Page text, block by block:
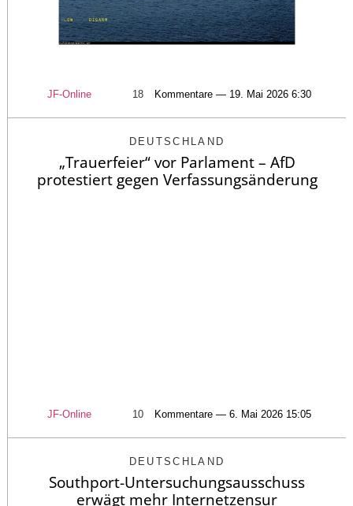
JF-Online 18 Kommentare — 19. Mai 2026 6:30
DEUTSCHLAND
„Trauerfeier“ vor Parlament – AfD
protestiert gegen Verfassungsänderung
JF-Online 10 Kommentare — 6. Mai 2026 15:05
DEUTSCHLAND
Southport-Untersuchungsausschuss
erwägt mehr Internetzensur